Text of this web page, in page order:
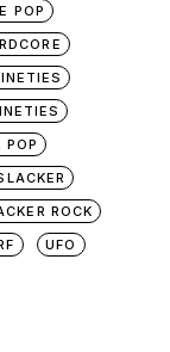
POP
POP
ROCK
UFO